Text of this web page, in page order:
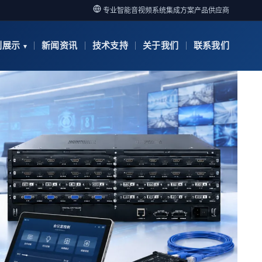
专业智能音视频系统集成方案产品供应商
示 新闻资讯 技术支持 关于我们 联系我们